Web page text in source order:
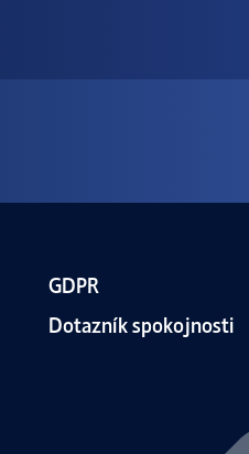
GDPR
Dotazník spokojnosti